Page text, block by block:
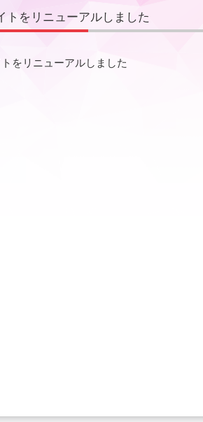
トをリニューアルしました
をリニューアルしました